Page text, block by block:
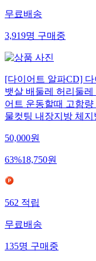
무료배송
3,919명구매중
[다이어트 알파CD]
뱃살 배둘레 허리둘
어트 운동할때 고함
물컷팅 내장지방 체
50,000원
63%18,750원
562적립
무료배송
135명구매중